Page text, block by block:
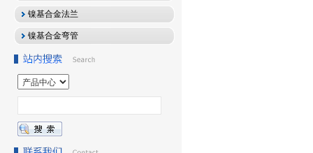
镍基合金法兰
镍基合金弯管